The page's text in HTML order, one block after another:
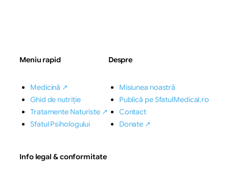
Meniu rapid
Medicină ↗
Ghid de nutriție
Tratamente Naturiste ↗
Sfatul Psihologului
Despre
Misiunea noastră
Publică pe SfatulMedical.ro
Contact
Donate ↗
Info legal & conformitate